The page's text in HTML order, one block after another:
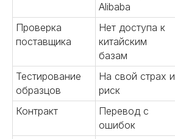
Alibaba
Проверка
поставщика
Нет доступа к
китайским
базам
Тестирование
образцов
На свой страх и
риск
Контракт
Перевод с
ошибок
Заключение контракта
Улучшаем условия сделки.
Оформляем юридическое
сопровождения сделок.
Заключаем контракты от лица
китайской компании.
Контролируем условия оплаты.
Консультируем по вопросам
денежных переводов.